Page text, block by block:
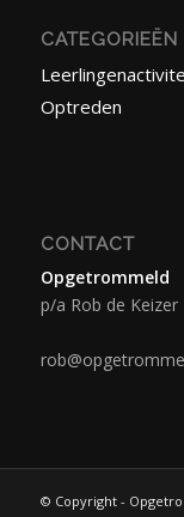
CATEGORIEËN
Optreden
CONTACT
Opgetrommeld
p/a Rob de Keizer
© Copyright -